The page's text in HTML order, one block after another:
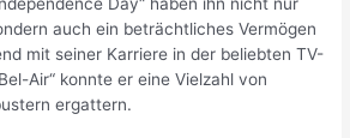
auch ein beträchtliches Vermögen
mit seiner Karriere in der beliebten TV-
Air“ konnte er eine Vielzahl von
ergattern.